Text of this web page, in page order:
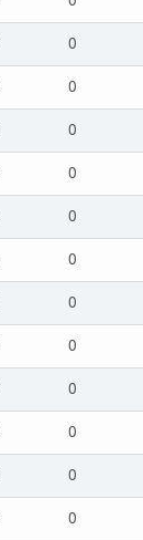
0
0
0
0
0
0
0
0
0
0
0
0